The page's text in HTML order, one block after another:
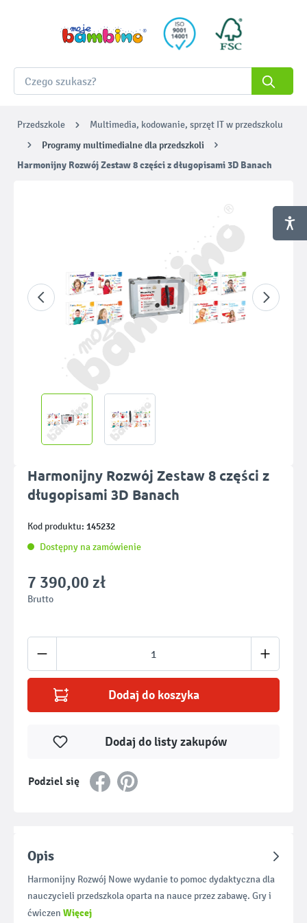
Przedszkole Multimedia, kodowanie, sprzęt IT w przedszkolu
Programy multimedialne dla przedszkoli
Harmonijny Rozwój Zestaw 8 części z długopisami 3D Banach
Harmonijny Rozwój Zestaw 8 części z
długopisami 3D Banach
Kod produktu: 145232
Dostępny na zamówienie
7 390,00 zł
Brutto
Ilość produktu: Wprowadź żądaną ilość
Dodaj do koszyka
Podziel się
Dodaj do listy zakupów
Opis
Harmonijny Rozwój Nowe wydanie to pomoc dydaktyczna dla
nauczycieli przedszkola oparta na nauce przez zabawę. Gry i
ćwiczen Więcej